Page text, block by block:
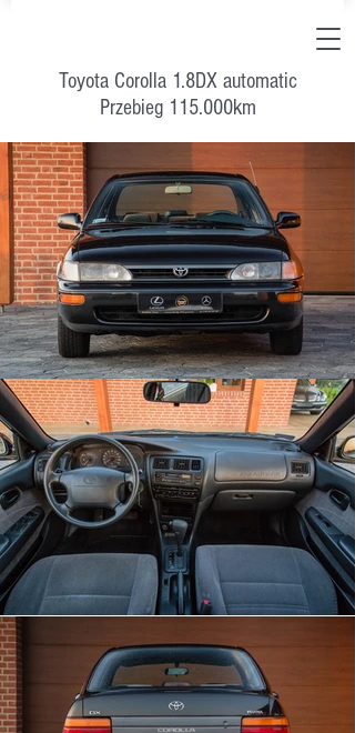
Toyota Corolla 1.8DX automatic
Przebieg 115.000km